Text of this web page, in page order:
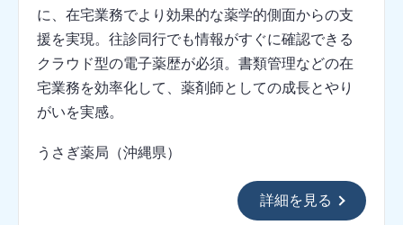
に、在宅業務でより効果的な薬学的側面からの支
援を実現。往診同行でも情報がすぐに確認できる
クラウド型の電子薬歴が必須。書類管理などの在
宅業務を効率化して、薬剤師としての成長とやり
がいを実感。
うさぎ薬局（沖縄県）
詳細を見る